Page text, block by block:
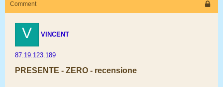
Comment
V VINCENT
87.19.123.189
PRESENTE - ZERO - recensione